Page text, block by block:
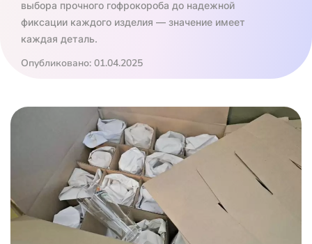
выбора прочного гофрокороба до надежной
фиксации каждого изделия — значение имеет
каждая деталь.
Опубликовано: 01.04.2025